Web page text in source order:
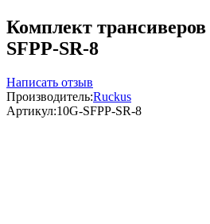
Комплект
SFPP-SR-8
Написать отзыв
Производитель:Ruckus
Артикул:10G-SFPP-SR-8